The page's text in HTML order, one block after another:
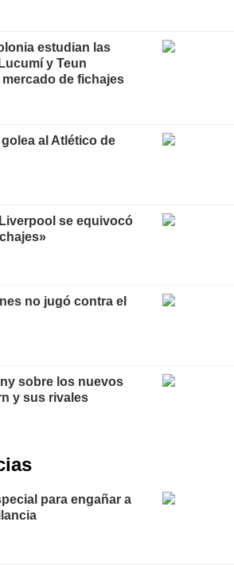
estudian las
y Teun
de fichajes
al Atlético de
se equivocó
no jugó contra el
sobre los nuevos
y sus rivales
para engañar a